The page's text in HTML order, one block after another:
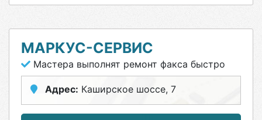
МАРКУС-СЕРВИС
Мастера выполнят ремонт факса быстро
Адрес: Каширское шоссе, 7